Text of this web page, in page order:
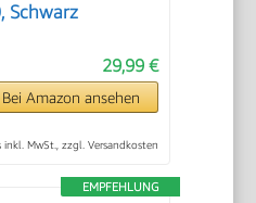
Schwarz
29,99 €
Bei Amazon ansehen
inkl. MwSt., zzgl. Versandkosten
EMPFEHLUNG